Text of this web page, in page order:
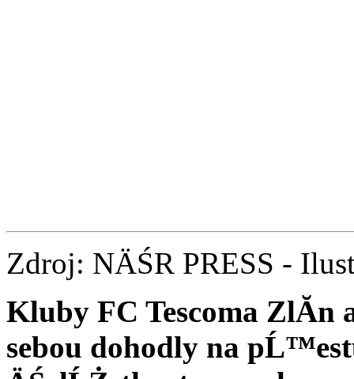
Zdroj: NÄŚR PRESS -
Kluby FC Tescoma ZlĂ­n
sebou dohodly na